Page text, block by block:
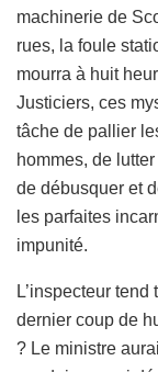
machinerie de
rues, la foule
mourra à huit
Justiciers, ces
tâche de pallier
hommes, de
de débusquer et
les parfaites
impunité.
L’inspecteur
dernier coup de
? Le ministre